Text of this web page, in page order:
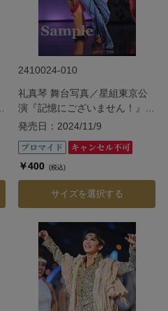
2410024-010
礼真琴 舞台写真／星組東京公
演『記憶にございません！』
『Tiara Azul ―Destino―』
発売日：2024/11/9
￥400 (税込)
サイズを選択する